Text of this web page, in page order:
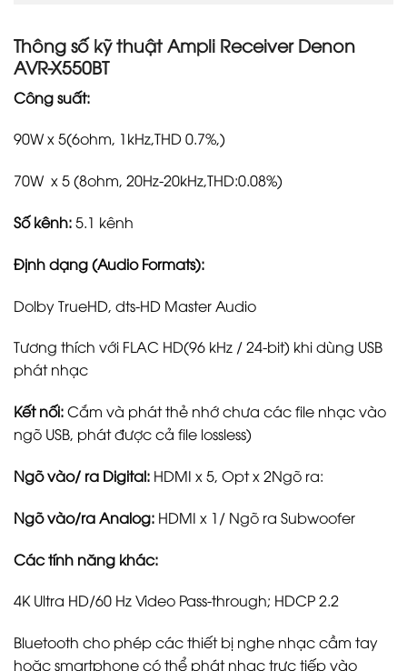
Thông số kỹ thuật Ampli Receiver Denon
AVR-X550BT
Công suất:
90W x 5(6ohm, 1kHz,THD 0.7%,)
70W x 5 (8ohm, 20Hz-20kHz,THD:0.08%)
Số kênh:5.1 kênh
Định dạng (Audio Formats):
Dolby TrueHD, dts-HD Master Audio
Tương thích với FLAC HD(96 kHz / 24-bit) khi dùng USB
phát nhạc
Kết nối:Cắm và phát thẻ nhớ chưa các file nhạc vào
ngõ USB, phát được cả file lossless)
Ngõ vào/ ra Digital: HDMI x 5, Opt x 2Ngõ ra:
Ngõ vào/ra Analog: HDMI x 1/ Ngõ ra Subwoofer
Các tính năng khác:
4K Ultra HD/60 Hz Video Pass-through; HDCP 2.2
Bluetooth cho phép các thiết bị nghe nhạc cầm tay
hoặc smartphone có thể phát nhạc trực tiếp vào